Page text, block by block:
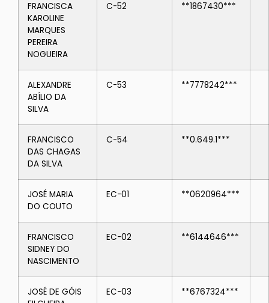
FRANCISCA
KAROLINE
MARQUES
PEREIRA
NOGUEIRA
C-52 **1867430***
ALEXANDRE
ABÍLIO DA
SILVA
C-53 **7778242***
FRANCISCO
DAS CHAGAS
DA SILVA
C-54 **0.649.1***
JOSÉ MARIA
DO COUTO
EC-01 **0620964***
FRANCISCO
SIDNEY DO
NASCIMENTO
EC-02 **6144646***
JOSÉ DE GÓIS
EC-03 **6767324***